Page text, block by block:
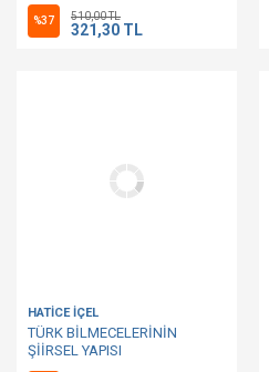
%37 510,00 TL
321,30 TL
HATİCE İÇEL
TÜRK BİLMECELERİNİN
ŞİİRSEL YAPISI